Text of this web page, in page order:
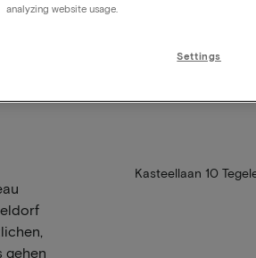
gehen
Kasteellaan 10
analyzing website usage.
Settings